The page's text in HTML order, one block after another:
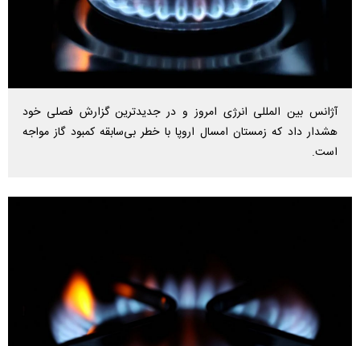
آژانس بین المللی انرژی امروز و در جدیدترین گزارش فصلی خود
هشدار داد که زمستان امسال اروپا با خطر بی‌سابقه کمبود گاز مواجه
است.